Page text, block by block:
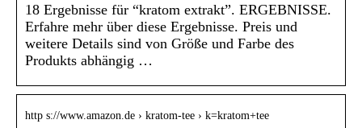
18 Ergebnisse für “kratom extrakt”. ERGEBNISSE.
Erfahre mehr über diese Ergebnisse. Preis und
weitere Details sind von Größe und Farbe des
Produkts abhängig …
http s://www.amazon.de › kratom-tee › k=kratom+tee